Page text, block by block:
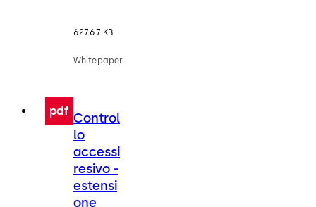
627.67 KB
Whitepaper
pdf Control
lo
accessi
resivo -
estensi
one